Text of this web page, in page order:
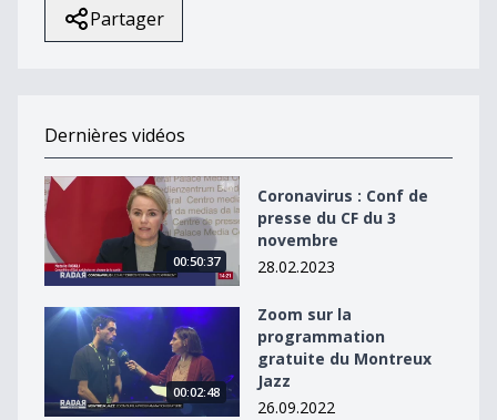
Partager
Dernières vidéos
Coronavirus : Conf de presse du CF du 3 novembre
00:50:37
Coronavirus : Conf de
presse du CF du 3
novembre
28.02.2023
Zoom sur la programmation gratuite du Montreux
00:02:48
Zoom sur la
programmation
gratuite du Montreux
Jazz
26.09.2022